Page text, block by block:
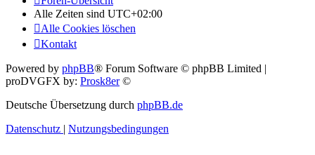
Alle Zeiten sind UTC+02:00
Alle Cookies löschen
Kontakt
Powered by phpBB® Forum Software © phpBB Limited |
proDVGFX by: Prosk8er©
Deutsche Übersetzung durch phpBB.de
Datenschutz | Nutzungsbedingungen